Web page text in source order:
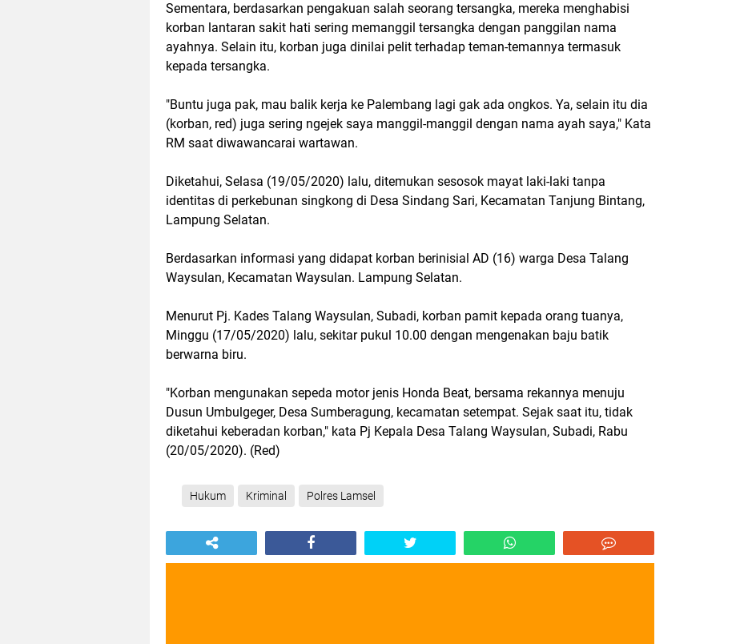
Sementara, berdasarkan pengakuan salah seorang tersangka, mereka menghabisi
korban lantaran sakit hati sering memanggil tersangka dengan panggilan nama
ayahnya. Selain itu, korban juga dinilai pelit terhadap teman-temannya termasuk
kepada tersangka.
"Buntu juga pak, mau balik kerja ke Palembang lagi gak ada ongkos. Ya, selain itu dia
(korban, red) juga sering ngejek saya manggil-manggil dengan nama ayah saya," Kata
RM saat diwawancarai wartawan.
Diketahui, Selasa (19/05/2020) lalu, ditemukan sesosok mayat laki-laki tanpa
identitas di perkebunan singkong di Desa Sindang Sari, Kecamatan Tanjung Bintang,
Lampung Selatan.
Berdasarkan informasi yang didapat korban berinisial AD (16) warga Desa Talang
Waysulan, Kecamatan Waysulan. Lampung Selatan.
Menurut Pj. Kades Talang Waysulan, Subadi, korban pamit kepada orang tuanya,
Minggu (17/05/2020) lalu, sekitar pukul 10.00 dengan mengenakan baju batik
berwarna biru.
"Korban mengunakan sepeda motor jenis Honda Beat, bersama rekannya menuju
Dusun Umbulgeger, Desa Sumberagung, kecamatan setempat. Sejak saat itu, tidak
diketahui keberadan korban," kata Pj Kepala Desa Talang Waysulan, Subadi, Rabu
(20/05/2020). (Red)
Hukum Kriminal Polres Lamsel